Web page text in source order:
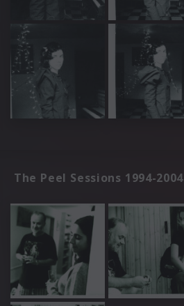
The Peel Sessions 1994-2004